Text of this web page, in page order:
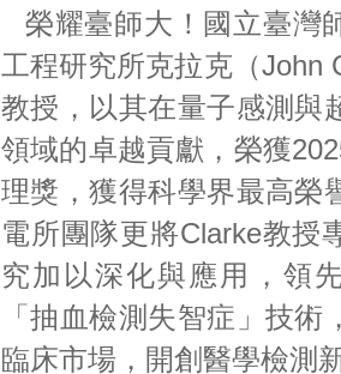
榮耀臺師大！國立臺灣
工程研究所克拉克（John
教授，以其在量子感測與
領域的卓越貢獻，榮獲
理獎，獲得科學界最高榮
電所團隊更將Clarke教授
究加以深化與應用，領
「抽血檢測失智症」技術
臨床市場，開創醫學檢測